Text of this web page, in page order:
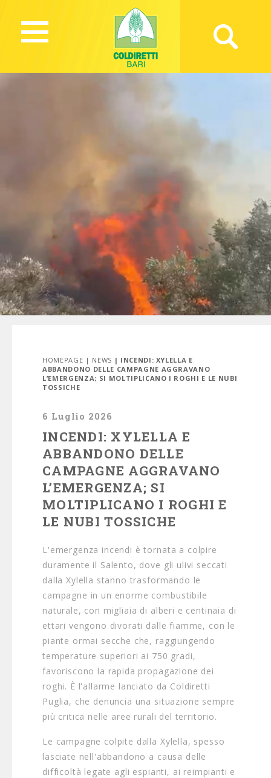
HOMEPAGE | NEWS | INCENDI: XYLELLA E
ABBANDONO DELLE CAMPAGNE AGGRAVANO
L’EMERGENZA; SI MOLTIPLICANO I ROGHI E LE NUBI
TOSSICHE
6 Luglio 2026
INCENDI: XYLELLA E
ABBANDONO DELLE
CAMPAGNE AGGRAVANO
L’EMERGENZA; SI
MOLTIPLICANO I ROGHI E
LE NUBI TOSSICHE
L'emergenza incendi è tornata a colpire
duramente il Salento, dove gli ulivi seccati
dalla Xylella stanno trasformando le
campagne in un enorme combustibile
naturale, con migliaia di alberi e centinaia di
ettari vengono divorati dalle fiamme, con le
piante ormai secche che, raggiungendo
temperature superiori ai 750 gradi,
favoriscono la rapida propagazione dei
roghi. È l'allarme lanciato da Coldiretti
Puglia, che denuncia una situazione sempre
più critica nelle aree rurali del territorio.
Le campagne colpite dalla Xylella, spesso
lasciate nell'abbandono a causa delle
difficoltà legate agli espianti, ai reimpianti e